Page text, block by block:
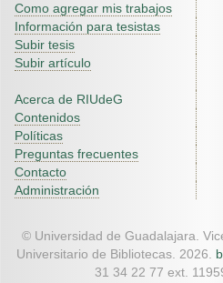
Como agregar mis trabajos
Información para tesistas
Subir tesis
Subir artículo
Acerca de RIUdeG
Contenidos
Políticas
Preguntas frecuentes
Contacto
Administración
© Universidad de Guadalajara.
Universitario de Bibliotecas. 2026.
31 34 22 77 ext.